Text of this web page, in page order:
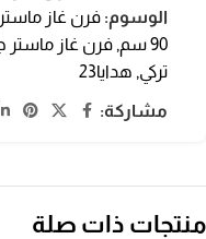
الوسوم: فرن غاز ماستر جاز 5
90 سم
, فرن غاز ماستر
تركي, هدايا23
مشاركة:
منتجات ذات صلة